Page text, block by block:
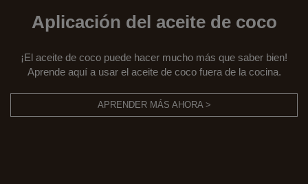
Aplicación del aceite de coco
¡El aceite de coco puede hacer mucho más que saber bien!
Aprende aquí a usar el aceite de coco fuera de la cocina.
APRENDER MÁS AHORA >